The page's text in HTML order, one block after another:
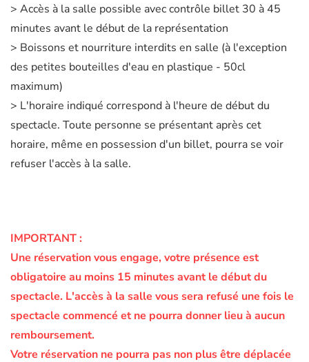
> Accès à la salle possible avec contrôle billet 30 à 45
minutes avant le début de la représentation
> Boissons et nourriture interdits en salle (à l'exception
des petites bouteilles d'eau en plastique - 50cl
maximum)
> L'horaire indiqué correspond à l'heure de début du
spectacle. Toute personne se présentant après cet
horaire, même en possession d'un billet, pourra se voir
refuser l'accès à la salle.
IMPORTANT :
Une réservation vous engage, votre présence est
obligatoire au moins 15 minutes avant le début du
spectacle. L'accès à la salle vous sera refusé une fois le
spectacle commencé et ne pourra donner lieu à aucun
remboursement.
Votre réservation ne pourra pas non plus être déplacée